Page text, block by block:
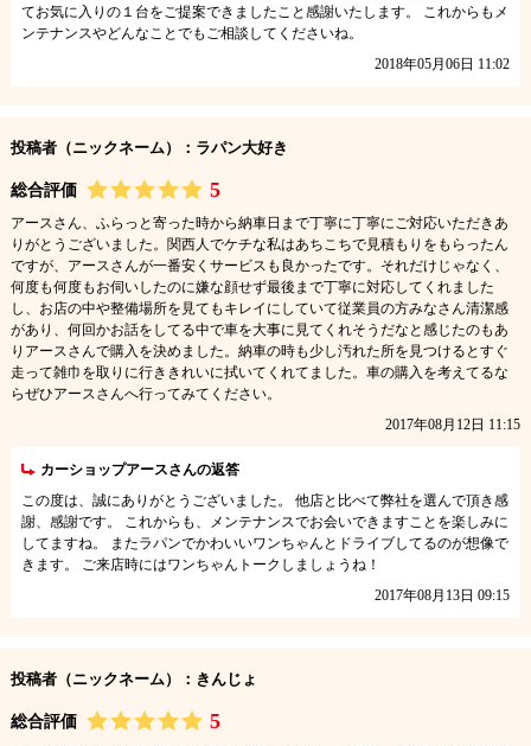
てお気に入りの１台をご提案できましたこと感謝いたします。 これからもメ
ンテナンスやどんなことでもご相談してくださいね。
2018年05月06日 11:02
投稿者（ニックネーム）：ラパン大好き
総合評価 5
アースさん、ふらっと寄った時から納車日まで丁寧に丁寧にご対応いただきあ
りがとうございました。関西人でケチな私はあちこちで見積もりをもらったん
ですが、アースさんが一番安くサービスも良かったです。それだけじゃなく、
何度も何度もお伺いしたのに嫌な顔せず最後まで丁寧に対応してくれました
し、お店の中や整備場所を見てもキレイにしていて従業員の方みなさん清潔感
があり、何回かお話をしてる中で車を大事に見てくれそうだなと感じたのもあ
りアースさんで購入を決めました。納車の時も少し汚れた所を見つけるとすぐ
走って雑巾を取りに行ききれいに拭いてくれてました。車の購入を考えてるな
らぜひアースさんへ行ってみてください。
2017年08月12日 11:15
カーショップアースさんの返答
この度は、誠にありがとうございました。 他店と比べて弊社を選んで頂き感
謝、感謝です。 これからも、メンテナンスでお会いできますことを楽しみに
してますね。 またラパンでかわいいワンちゃんとドライブしてるのが想像で
きます。 ご来店時にはワンちゃんトークしましょうね！
2017年08月13日 09:15
投稿者（ニックネーム）：きんじょ
総合評価 5